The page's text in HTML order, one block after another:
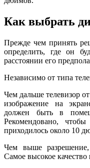
Как выбрать
Прежде чем принять
определить, где он
расстоянии его
Независимо от типа
Чем дальше телевизор
изображение на
должен быть в
Рекомендовано,
приходилось около 10
Чем выше
Самое высокое